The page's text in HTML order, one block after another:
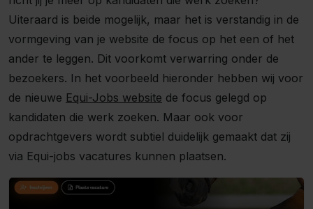
Uiteraard is beide mogelijk, maar het is verstandig in de
vormgeving van je website de focus op het een of het
ander te leggen. Dit voorkomt verwarring onder de
bezoekers. In het voorbeeld hieronder hebben wij voor
de nieuwe Equi-Jobs website de focus gelegd op
kandidaten die werk zoeken. Maar ook voor
opdrachtgevers wordt subtiel duidelijk gemaakt dat zij
via Equi-jobs vacatures kunnen plaatsen.